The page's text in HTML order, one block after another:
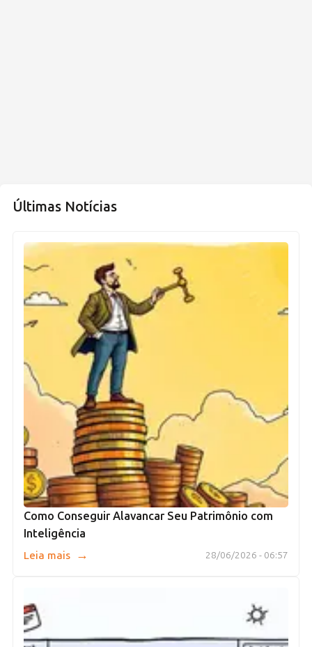
Últimas Notícias
Como Conseguir Alavancar Seu Patrimônio com
Inteligência
28/06/2026 - 06:57
Leia mais →